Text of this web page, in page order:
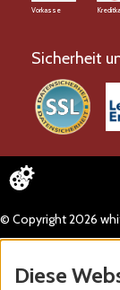
Vorkasse
Sicherheit
© Copyright 2026
Diese